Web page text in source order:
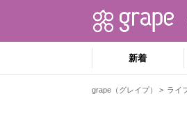
新着
grape（グレイプ） ライ